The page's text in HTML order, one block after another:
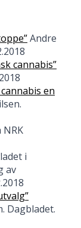
Andre
cannabis”
en
i
av
Dagbladet.